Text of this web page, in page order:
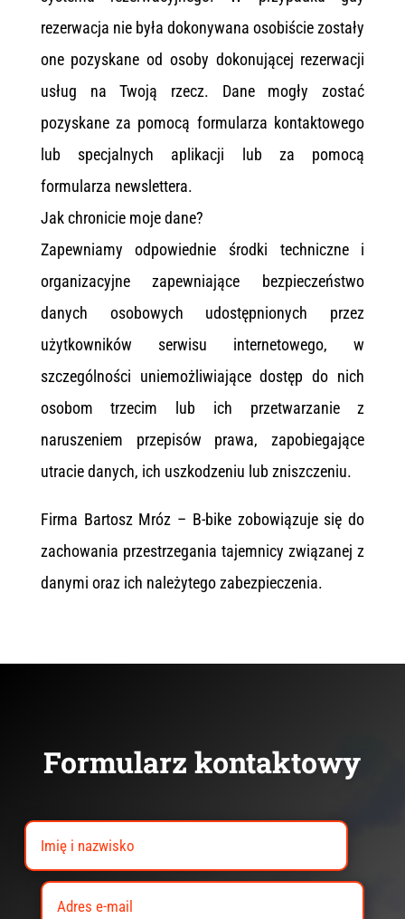
rezerwacja nie była dokonywana osobiście zostały
one pozyskane od osoby dokonującej rezerwacji
usług na Twoją rzecz. Dane mogły zostać
pozyskane za pomocą formularza kontaktowego
lub specjalnych aplikacji lub za pomocą
formularza newslettera.
Jak chronicie moje dane?
Zapewniamy odpowiednie środki techniczne i
organizacyjne zapewniające bezpieczeństwo
danych osobowych udostępnionych przez
użytkowników serwisu internetowego, w
szczególności uniemożliwiające dostęp do nich
osobom trzecim lub ich przetwarzanie z
naruszeniem przepisów prawa, zapobiegające
utracie danych, ich uszkodzeniu lub zniszczeniu.
Firma Bartosz Mróz – B-bike zobowiązuje się do
zachowania przestrzegania tajemnicy związanej z
danymi oraz ich należytego zabezpieczenia.
Formularz kontaktowy